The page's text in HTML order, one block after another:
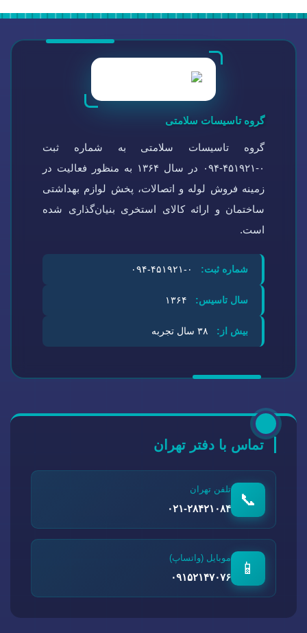
گروه تاسیسات سلامتی
گروه تاسیسات سلامتی به شماره ثبت
۰-۴۵۱۹۲۱-۰۹۴ در سال ۱۳۶۴ به منظور فعالیت در
زمینه فروش لوله و اتصالات، پخش لوازم بهداشتی
ساختمان و ارائه کالای استخری بنیان‌گذاری شده
است.
شماره ثبت:
سال تاسیس:
بیش از:
تماس با دفتر تهران
📞
تلفن تهران
۰۲۱-۲۸۴۲۱۰۸۴
📱
موبایل (واتساپ)
۰۹۱۵۲۱۴۷۰۷۶